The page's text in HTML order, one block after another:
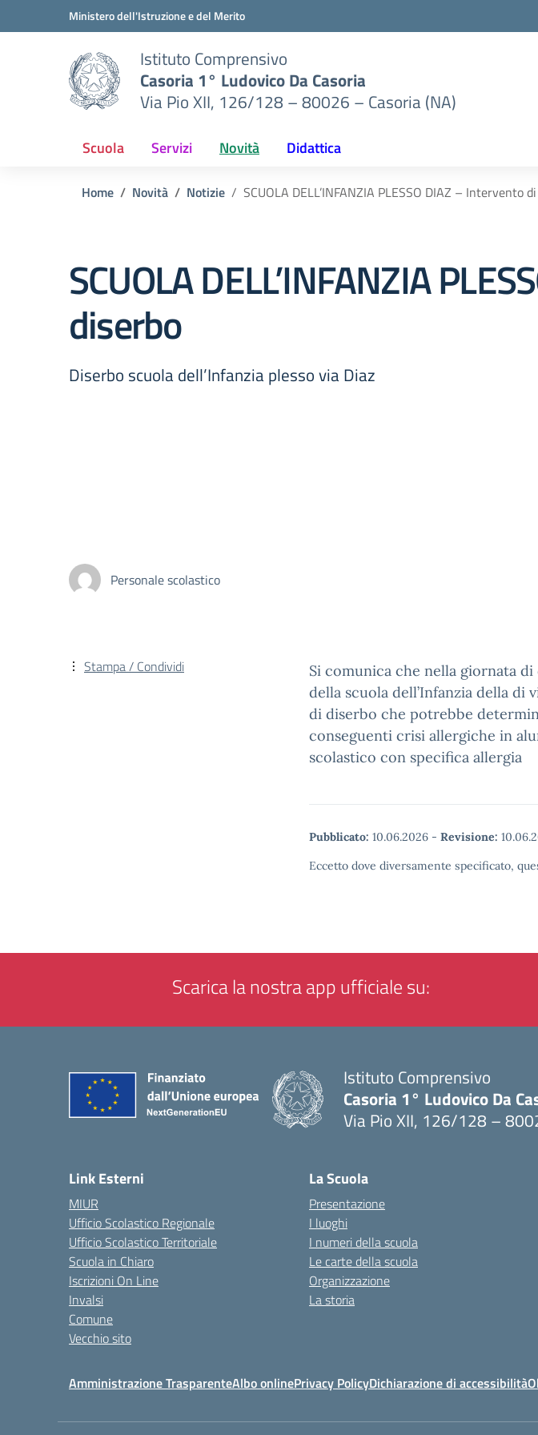
Vai ai contenuti
Vai al menu di navigazioneMinistero dell'Istruzione e del Merito
Istituto Comprensivo
Casoria 1° Ludovico Da Casoria
Via Pio XII, 126/128 – 80026 – Casoria (NA)
Scuola Servizi Novità Didattica
Home Novità Notizie SCUOLA DELL’INFANZIA PLESSO DIAZ – Intervento
SCUOLA DELL’INFANZIA
diserbo
Diserbo scuola dell’Infanzia plesso via Diaz
Personale scolastico
Si comunica che nella giornata
della scuola dell’Infanzia della di
di diserbo che potrebbe
conseguenti crisi allergiche in
scolastico con specifica allergia
Pubblicato: 10.06.2026 - Revisione:
Eccetto dove diversamente specificato,
Stampa / Condividi
Scarica la nostra app ufficiale su:
Istituto Comprensivo
Casoria 1° Ludovico Da
Via Pio XII, 126/128 –
Link Esterni
MIUR
Ufficio Scolastico Regionale
Ufficio Scolastico Territoriale
Scuola in Chiaro
Iscrizioni On Line
Invalsi
Comune
Vecchio sito
La Scuola
Presentazione
I luoghi
I numeri della scuola
Le carte della scuola
Organizzazione
La storia
Amministrazione TrasparenteAlbo onlinePrivacy PolicyDichiarazione di accessibilità